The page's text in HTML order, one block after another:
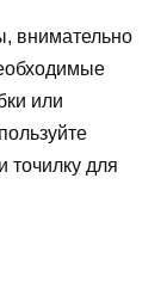
внимательно
или
точилку для